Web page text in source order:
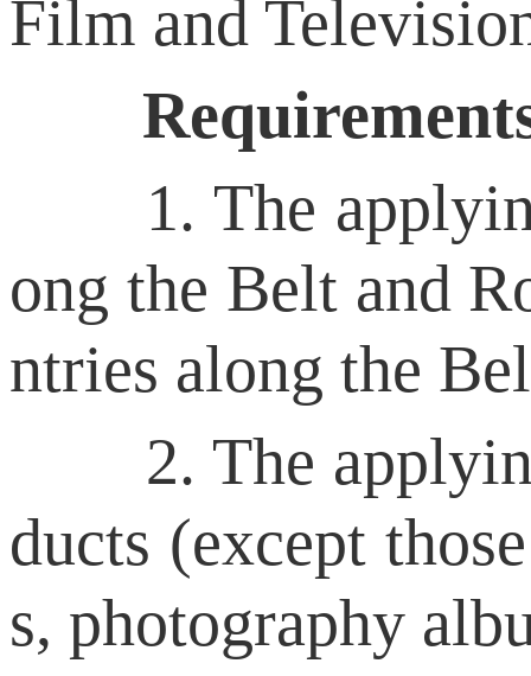
Film and
1. The applying
ong the Belt and
ntries along the
2. The applying
ducts (except
s, photography